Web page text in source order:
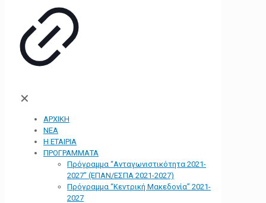
✕
ΑΡΧΙΚΗ
ΝΕΑ
Η ΕΤΑΙΡΙΑ
ΠΡΟΓΡΑΜΜΑΤΑ
Πρόγραμμα “Ανταγωνιστικότητα 2021-
2027” (ΕΠΑΝ/ΕΣΠΑ 2021-2027)
Πρόγραμμα “Κεντρική Μακεδονία” 2021-
2027